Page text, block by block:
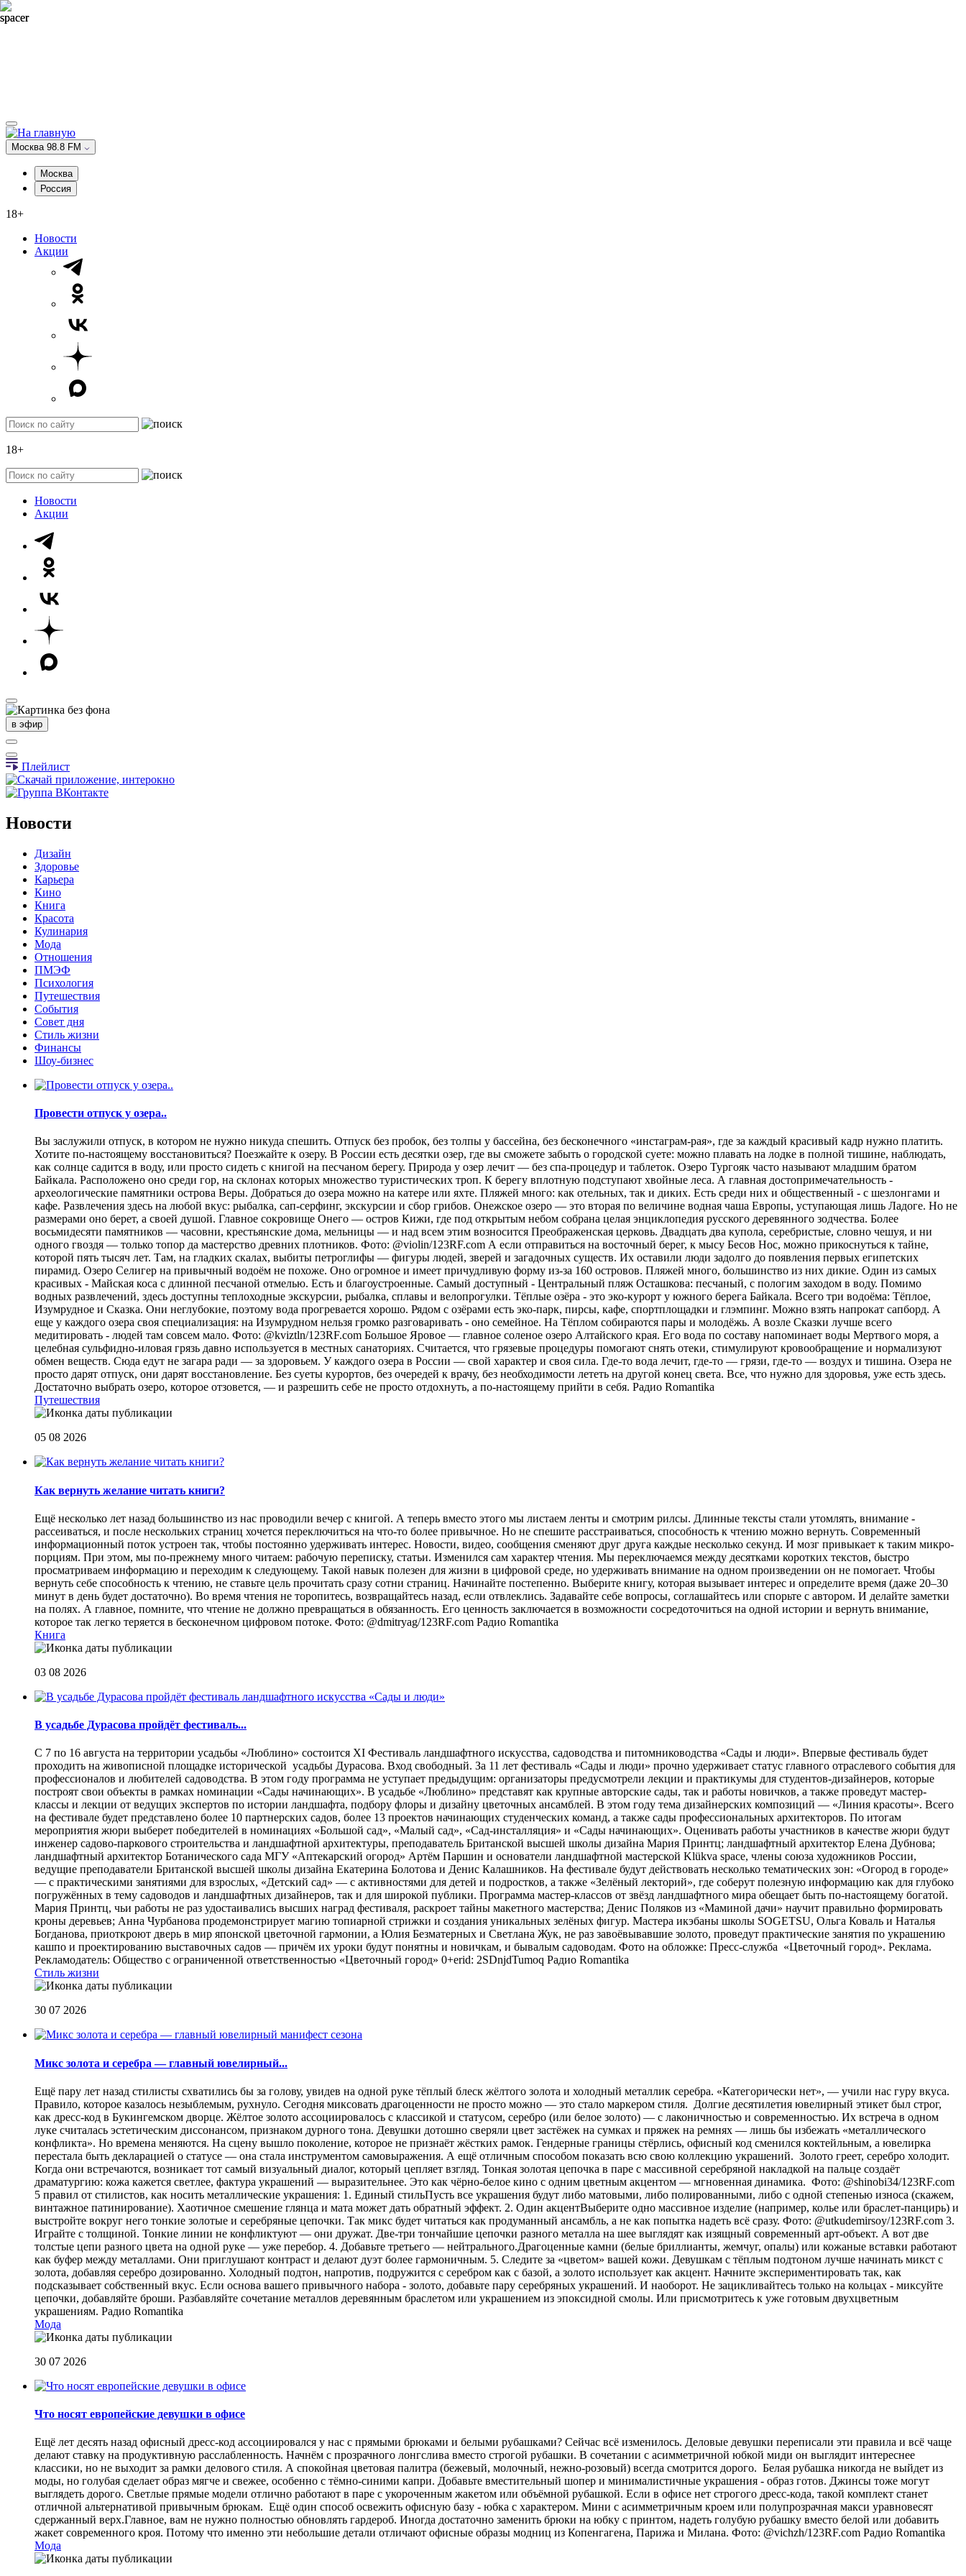
Москва 98.8 FM
Москва
Россия
18+
Новости
Акции
18+
Новости
Акции
в эфир
Плейлист
Новости
Дизайн
Здоровье
Карьера
Кино
Книга
Красота
Кулинария
Мода
Отношения
ПМЭФ
Психология
Путешествия
События
Совет дня
Стиль жизни
Финансы
Шоу-бизнес
Провести отпуск у озера..
Вы заслужили отпуск, в котором не нужно никуда спешить. Отпуск без пробок, без толпы у бассейна, без бесконечного «инстаграм-рая», где за каждый красивый кадр нужно платить.
Хотите по-настоящему восстановиться? Поезжайте к озеру. В России есть десятки озер, где вы сможете забыть о городской суете: можно плавать на лодке в полной тишине, наблюдать,
как солнце садится в воду, или просто сидеть с книгой на песчаном берегу. Природа у озер лечит — без спа-процедур и таблеток. Озеро Тургояк часто называют младшим братом
Байкала. Расположено оно среди гор, на склонах которых множество туристических троп. К берегу вплотную подступают хвойные леса. А главная достопримечательность -
археологические памятники острова Веры. Добраться до озера можно на катере или яхте. Пляжей много: как отельных, так и диких. Есть среди них и общественный - с шезлонгами и
кафе. Развлечения здесь на любой вкус: рыбалка, сап-серфинг, экскурсии и сбор грибов. Онежское озеро — это вторая по величине водная чаша Европы, уступающая лишь Ладоге. Но не
размерами оно берет, а своей душой. Главное сокровище Онего — остров Кижи, где под открытым небом собрана целая энциклопедия русского деревянного зодчества. Более
восьмидесяти памятников — часовни, крестьянские дома, мельницы — и над всем этим возносится Преображенская церковь. Двадцать два купола, серебристые, словно чешуя, и ни
одного гвоздя — только топор да мастерство древних плотников. Фото: @violin/123RF.com А если отправиться на восточный берег, к мысу Бесов Нос, можно прикоснуться к тайне,
которой пять тысяч лет. Там, на гладких скалах, выбиты петроглифы — фигуры людей, зверей и загадочных существ. Их оставили люди задолго до появления первых египетских
пирамид. Озеро Селигер на привычный водоём не похоже. Оно огромное и имеет причудливую форму из-за 160 островов. Пляжей много, большинство из них дикие. Один из самых
красивых - Майская коса с длинной песчаной отмелью. Есть и благоустроенные. Самый доступный - Центральный пляж Осташкова: песчаный, с пологим заходом в воду. Помимо
водных развлечений, здесь доступны теплоходные экскурсии, рыбалка, сплавы и велопрогулки. Тёплые озёра - это эко-курорт у южного берега Байкала. Всего три водоёма: Тёплое,
Изумрудное и Сказка. Они неглубокие, поэтому вода прогревается хорошо. Рядом с озёрами есть эко-парк, пирсы, кафе, спортплощадки и глэмпинг. Можно взять напрокат сапборд. А
еще у каждого озера своя специализация: на Изумрудном нельзя громко разговаривать - оно семейное. На Тёплом собираются пары и молодёжь. А возле Сказки лучше всего
медитировать - людей там совсем мало. Фото: @kviztln/123RF.com Большое Яровое — главное соленое озеро Алтайского края. Его вода по составу напоминает воды Мертвого моря, а
целебная сульфидно-иловая грязь давно используется в местных санаториях. Считается, что грязевые процедуры помогают снять отеки, стимулируют кровообращение и нормализуют
обмен веществ. Сюда едут не загара ради — за здоровьем. У каждого озера в России — свой характер и своя сила. Где-то вода лечит, где-то — грязи, где-то — воздух и тишина. Озера не
просто дарят отпуск, они дарят восстановление. Без суеты курортов, без очередей к врачу, без необходимости лететь на другой конец света. Все, что нужно для здоровья, уже есть здесь.
Достаточно выбрать озеро, которое отзовется, — и разрешить себе не просто отдохнуть, а по-настоящему прийти в себя. Радио Romantika
Путешествия
05 08 2026
Как вернуть желание читать книги?
Eщё несколько лет назад большинство из нас проводили вечер с книгой. А теперь вместо этого мы листаем ленты и смотрим рилсы. Длинные тексты стали утомлять, внимание -
рассеиваться, и после нескольких страниц хочется переключиться на что-то более привычное. Но не спешите расстраиваться, способность к чтению можно вернуть. Современный
информационный поток устроен так, чтобы постоянно удерживать интерес. Новости, видео, сообщения сменяют друг друга каждые несколько секунд. И мозг привыкает к таким микро-
порциям. При этом, мы по-прежнему много читаем: рабочую переписку, статьи. Изменился сам характер чтения. Мы переключаемся между десятками коротких текстов, быстро
просматриваем информацию и переходим к следующему. Такой навык полезен для жизни в цифровой среде, но удерживать внимание на одном произведении он не помогает. Чтобы
вернуть себе способность к чтению, не ставьте цель прочитать сразу сотни страниц. Начинайте постепенно. Выберите книгу, которая вызывает интерес и определите время (даже 20–30
минут в день будет достаточно). Во время чтения не торопитесь, возвращайтесь назад, если отвлеклись. Задавайте себе вопросы, соглашайтесь или спорьте с автором. И делайте заметки
на полях. А главное, помните, что чтение не должно превращаться в обязанность. Его ценность заключается в возможности сосредоточиться на одной истории и вернуть внимание,
которое так легко теряется в бесконечном цифровом потоке. Фото: @dmitryag/123RF.com Радио Romantika
Книга
03 08 2026
В усадьбе Дурасова пройдёт фестиваль...
С 7 по 16 августа на территории усадьбы «Люблино» состоится XI Фестиваль ландшафтного искусства, садоводства и питомниководства «Сады и люди». Впервые фестиваль будет
проходить на живописной площадке исторической усадьбы Дурасова. Вход свободный. За 11 лет фестиваль «Сады и люди» прочно удерживает статус главного отраслевого события для
профессионалов и любителей садоводства. В этом году программа не уступает предыдущим: организаторы предусмотрели лекции и практикумы для студентов-дизайнеров, которые
построят свои объекты в рамках номинации «Сады начинающих». В усадьбе «Люблино» представят как крупные авторские сады, так и работы новичков, а также проведут мастер-
классы и лекции от ведущих экспертов по истории ландшафта, подбору флоры и дизайну цветочных ансамблей. В этом году тема дизайнерских композиций — «Линия красоты». Всего
на фестивале будет представлено более 10 партнерских садов, более 13 проектов начинающих студенческих команд, а также сады профессиональных архитекторов. По итогам
мероприятия жюри выберет победителей в номинациях «Большой сад», «Малый сад», «Сад-инсталляция» и «Сады начинающих». Оценивать работы участников в качестве жюри будут
инженер садово-паркового строительства и ландшафтной архитектуры, преподаватель Британской высшей школы дизайна Мария Принтц; ландшафтный архитектор Елена Дубнова;
ландшафтный архитектор Ботанического сада МГУ «Аптекарский огород» Артём Паршин и основатели ландшафтной мастерской Klükva space, члены союза художников России,
ведущие преподаватели Британской высшей школы дизайна Екатерина Болотова и Денис Калашников. На фестивале будут действовать несколько тематических зон: «Огород в городе»
— с практическими занятиями для взрослых, «Детский сад» — с активностями для детей и подростков, а также «Зелёный лекторий», где соберут полезную информацию как для глубоко
погружённых в тему садоводов и ландшафтных дизайнеров, так и для широкой публики. Программа мастер-классов от звёзд ландшафтного мира обещает быть по-настоящему богатой.
Мария Принтц, чьи работы не раз удостаивались высших наград фестиваля, раскроет тайны макетного мастерства; Денис Поляков из «Маминой дачи» научит правильно формировать
кроны деревьев; Анна Чурбанова продемонстрирует магию топиарной стрижки и создания уникальных зелёных фигур. Мастера икэбаны школы SOGETSU, Ольга Коваль и Наталья
Богданова, приоткроют дверь в мир японской цветочной гармонии, а Юлия Безматерных и Светлана Жук, не раз завоёвывавшие золото, проведут практические занятия по украшению
кашпо и проектированию выставочных садов — причём их уроки будут понятны и новичкам, и бывалым садоводам. Фото на обложке: Пресс-служба «Цветочный город». Реклама.
Рекламодатель: Общество с ограниченной ответственностью «Цветочный город» 0+erid: 2SDnjdTumoq Радио Romantika
Стиль жизни
30 07 2026
Микс золота и серебра — главный ювелирный...
Ещё пару лет назад стилисты схватились бы за голову, увидев на одной руке тёплый блеск жёлтого золота и холодный металлик серебра. «Категорически нет», — учили нас гуру вкуса.
Правило, которое казалось незыблемым, рухнуло. Сегодня миксовать драгоценности не просто можно — это стало маркером стиля. Долгие десятилетия ювелирный этикет был строг,
как дресс-код в Букингемском дворце. Жёлтое золото ассоциировалось с классикой и статусом, серебро (или белое золото) — с лаконичностью и современностью. Их встреча в одном
луке считалась эстетическим диссонансом, признаком дурного тона. Девушки дотошно сверяли цвет застёжек на сумках и пряжек на ремнях — лишь бы избежать «металлического
конфликта». Но времена меняются. На сцену вышло поколение, которое не признаёт жёстких рамок. Гендерные границы стёрлись, офисный код сменился коктейльным, а ювелирка
перестала быть декларацией о статусе — она стала инструментом самовыражения. А ещё отличным способом показать всю свою коллекцию украшений. Золото греет, серебро холодит.
Когда они встречаются, возникает тот самый визуальный диалог, который цепляет взгляд. Тонкая золотая цепочка в паре с массивной серебряной накладкой на пальце создаёт
драматургию: кожа кажется светлее, фактура украшений — выразительнее. Это как чёрно-белое кино с одним цветным акцентом — мгновенная динамика. Фото: @shinobi34/123RF.com
5 правил от стилистов, как носить металлические украшения: 1. Единый стильПусть все украшения будут либо матовыми, либо полированными, либо с одной степенью износа (скажем,
винтажное патинирование). Хаотичное смешение глянца и мата может дать обратный эффект. 2. Один акцентВыберите одно массивное изделие (например, колье или браслет-панцирь) и
выстройте вокруг него тонкие золотые и серебряные цепочки. Так микс будет читаться как продуманный ансамбль, а не как попытка надеть всё сразу. Фото: @utkudemirsoy/123RF.com 3.
Играйте с толщиной. Тонкие линии не конфликтуют — они дружат. Две-три тончайшие цепочки разного металла на шее выглядят как изящный современный арт-объект. А вот две
толстые цепи разного цвета на одной руке — уже перебор. 4. Добавьте третьего — нейтрального.Драгоценные камни (белые бриллианты, жемчуг, опалы) или кожаные вставки работают
как буфер между металлами. Они приглушают контраст и делают дуэт более гармоничным. 5. Следите за «цветом» вашей кожи. Девушкам с тёплым подтоном лучше начинать микст с
золота, добавляя серебро дозированно. Холодный подтон, напротив, подружится с серебром как с базой, а золото использует как акцент. Начните экспериментировать так, как
подсказывает собственный вкус. Если основа вашего привычного набора - золото, добавьте пару серебряных украшений. И наоборот. Не зацикливайтесь только на кольцах - миксуйте
цепочки, добавляйте броши. Разбавляйте сочетание металлов деревянным браслетом или украшением из эпоксидной смолы. Или присмотритесь к уже готовым двухцветным
украшениям. Радио Romantika
Мода
30 07 2026
Что носят европейские девушки в офисе
Ещё лет десять назад офисный дресс-код ассоциировался у нас с прямыми брюками и белыми рубашками? Сейчас всё изменилось. Деловые девушки переписали эти правила и всё чаще
делают ставку на продуктивную расслабленность. Начнём с прозрачного лонгслива вместо строгой рубашки. В сочетании с асимметричной юбкой миди он выглядит интереснее
классики, но не выходит за рамки делового стиля. А спокойная цветовая палитра (бежевый, молочный, нежно-розовый) всегда смотрится дорого. Белая рубашка никогда не выйдет из
моды, но голубая сделает образ мягче и свежее, особенно с тёмно-синими капри. Добавьте вместительный шопер и минималистичные украшения - образ готов. Джинсы тоже могут
выглядеть дорого. Светлые прямые модели отлично работают в паре с укороченным жакетом или объёмной рубашкой. Если в офисе нет строгого дресс-кода, такой комплект станет
отличной альтернативой привычным брюкам. Ещё один способ освежить офисную базу - юбка с характером. Мини с асимметричным кроем или полупрозрачная макси уравновесят
сдержанный верх.Главное, вам не нужно полностью обновлять гардероб. Иногда достаточно заменить брюки на юбку с принтом, надеть голубую рубашку вместо белой или добавить
жакет современного кроя. Потому что именно эти небольшие детали отличают офисные образы модниц из Копенгагена, Парижа и Милана. Фото: @vichzh/123RF.com Радио Romantika
Мода